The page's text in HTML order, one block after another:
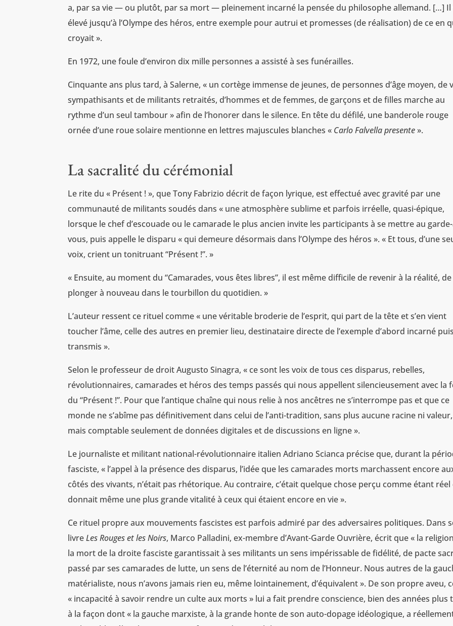
a, par sa vie — ou plutôt, par sa mort — pleinement incarné la pensée du philosophe allemand. […] Il
élevé jusqu’à l’Olympe des héros, entre exemple pour autrui et promesses (de réalisation) de ce en
croyait ».
En 1972, une foule d’environ dix mille personnes a assisté à ses funérailles.
Cinquante ans plus tard, à Salerne, « un cortège immense de jeunes, de personnes d’âge moyen, de
sympathisants et de militants retraités, d’hommes et de femmes, de garçons et de filles marche au
rythme d’un seul tambour » afin de l’honorer dans le silence. En tête du défilé, une banderole rouge
ornée d’une roue solaire mentionne en lettres majuscules blanches « Carlo Falvella presente».
La sacralité du cérémonial
Le rite du « Présent ! », que Tony Fabrizio décrit de façon lyrique, est effectué avec gravité par une
communauté de militants soudés dans « une atmosphère sublime et parfois irréelle, quasi-épique,
lorsque le chef d’escouade ou le camarade le plus ancien invite les participants à se mettre au
vous, puis appelle le disparu « qui demeure désormais dans l’Olympe des héros ». « Et tous, d’une
voix, crient un tonitruant “Présent !”. »
« Ensuite, au moment du “Camarades, vous êtes libres”, il est même difficile de revenir à la réalité, de
plonger à nouveau dans le tourbillon du quotidien. »
L’auteur ressent ce rituel comme « une véritable broderie de l’esprit, qui part de la tête et s’en vient
toucher l’âme, celle des autres en premier lieu, destinataire directe de l’exemple d’abord incarné puis
transmis ».
Selon le professeur de droit Augusto Sinagra, « ce sont les voix de tous ces disparus, rebelles,
révolutionnaires, camarades et héros des temps passés qui nous appellent silencieusement avec la
du “Présent !”. Pour que l’antique chaîne qui nous relie à nos ancêtres ne s’interrompe pas et que ce
monde ne s’abîme pas définitivement dans celui de l’anti-tradition, sans plus aucune racine ni valeur,
mais comptable seulement de données digitales et de discussions en ligne ».
Le journaliste et militant national-révolutionnaire italien Adriano Scianca précise que, durant la
fasciste, « l’appel à la présence des disparus, l’idée que les camarades morts marchassent encore
côtés des vivants, n’était pas rhétorique. Au contraire, c’était quelque chose perçu comme étant réel
donnait même une plus grande vitalité à ceux qui étaient encore en vie ».
Ce rituel propre aux mouvements fascistes est parfois admiré par des adversaires politiques. Dans
livreLes Rouges et les Noirs, Marco Palladini, ex-membre d’Avant-Garde Ouvrière, écrit que « la
la mort de la droite fasciste garantissait à ses militants un sens impérissable de fidélité, de pacte
passé par ses camarades de lutte, un sens de l’éternité au nom de l’Honneur. Nous autres de la
matérialiste, nous n’avons jamais rien eu, même lointainement, d’équivalent ». De son propre aveu,
« incapacité à savoir rendre un culte aux morts » lui a fait prendre conscience, bien des années plus
à la façon dont « la gauche marxiste, à la grande honte de son auto-dopage idéologique, a